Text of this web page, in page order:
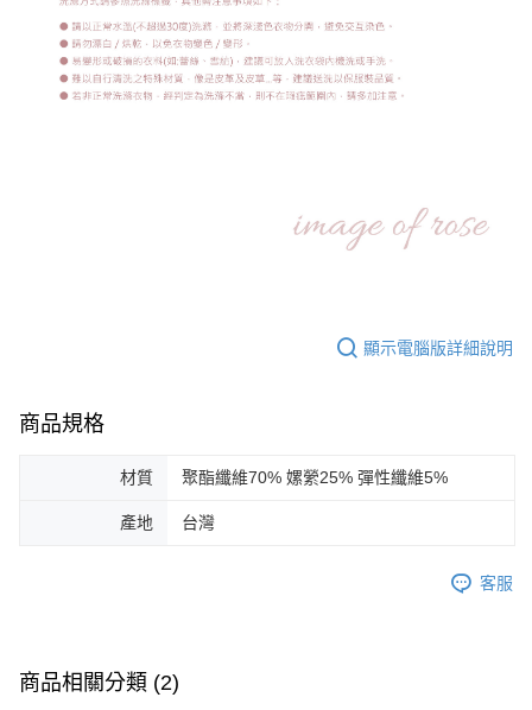
顯示電腦版詳細說明
商品規格
材質 聚酯纖維70% 嫘縈25% 彈性纖維5%
產地 台灣
客服
商品相關分類 (2)